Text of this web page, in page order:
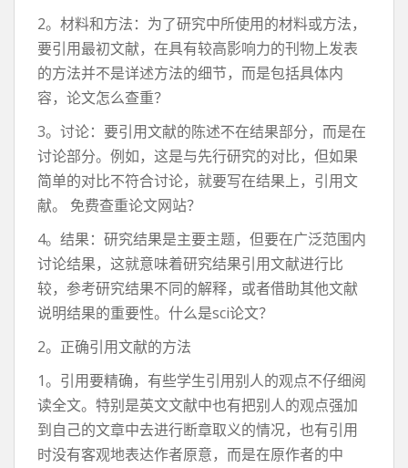
2。材料和方法：为了研究中所使用的材料或方法，
要引用最初文献，在具有较高影响力的刊物上发表
的方法并不是详述方法的细节，而是包括具体内
容，论文怎么查重？
3。讨论：要引用文献的陈述不在结果部分，而是在
讨论部分。例如，这是与先行研究的对比，但如果
简单的对比不符合讨论，就要写在结果上，引用文
献。 免费查重论文网站？
4。结果：研究结果是主要主题，但要在广泛范围内
讨论结果，这就意味着研究结果引用文献进行比
较，参考研究结果不同的解释，或者借助其他文献
说明结果的重要性。什么是sci论文？
2。正确引用文献的方法
1。引用要精确，有些学生引用别人的观点不仔细阅
读全文。特别是英文文献中也有把别人的观点强加
到自己的文章中去进行断章取义的情况，也有引用
时没有客观地表达作者原意，而是在原作者的中